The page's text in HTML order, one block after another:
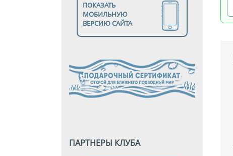
ПОКАЗАТЬ
МОБИЛЬНУЮ
ВЕРСИЮ САЙТА
ПАРТНЕРЫ КЛУБА